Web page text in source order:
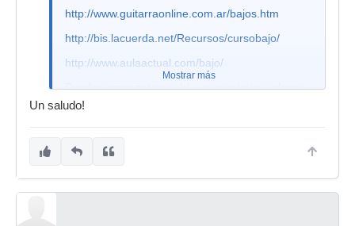
http://www.guitarraonline.com.ar/bajos.htm
http://bis.lacuerda.net/Recursos/cursobajo/
http://www.aulaactual.com/bajo/
Puedes empezar por ahí... o apuntarte a clases
entonces podrás definirte por un estilo u otro.
Mostrar más
Un saludo!